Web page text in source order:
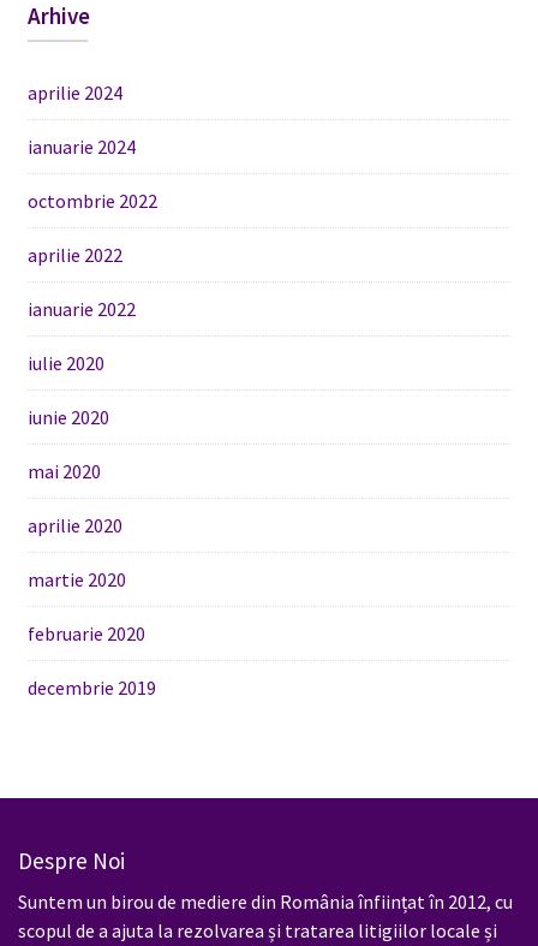
Arhive
aprilie 2024
ianuarie 2024
octombrie 2022
aprilie 2022
ianuarie 2022
iulie 2020
iunie 2020
mai 2020
aprilie 2020
martie 2020
februarie 2020
decembrie 2019
Despre Noi
Suntem un birou de mediere din România înființat în 2012, cu
scopul de a ajuta la rezolvarea și tratarea litigiilor locale și